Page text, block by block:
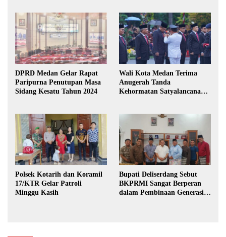
DPRD Medan Gelar Rapat
Paripurna Penutupan Masa
Sidang Kesatu Tahun 2024
Wali Kota Medan Terima
Anugerah Tanda
Kehormatan Satyalancana
Polsek Kotarih dan Koramil
17/KTR Gelar Patroli
Minggu Kasih
Bupati Deliserdang Sebut
BKPRMI Sangat Berperan
dalam Pembinaan Generasi